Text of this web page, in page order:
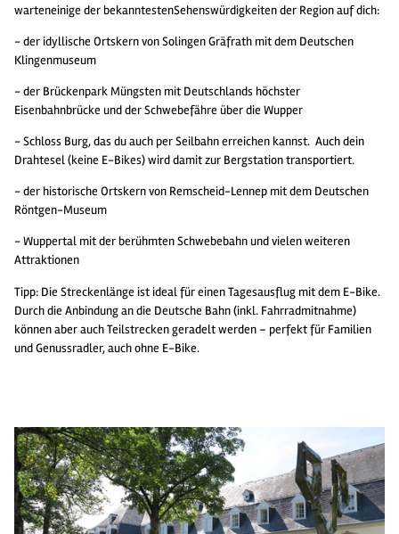
warteneinige der bekanntestenSehenswürdigkeiten der Region auf dich:
- der idyllische Ortskern von Solingen Gräfrath mit dem Deutschen
Klingenmuseum
- der Brückenpark Müngsten mit Deutschlands höchster
Eisenbahnbrücke und der Schwebefähre über die Wupper
- Schloss Burg, das du auch per Seilbahn erreichen kannst. Auch dein
Drahtesel (keine E-Bikes) wird damit zur Bergstation transportiert.
- der historische Ortskern von Remscheid-Lennep mit dem Deutschen
Röntgen-Museum
- Wuppertal mit der berühmten Schwebebahn und vielen weiteren
Attraktionen
Tipp: Die Streckenlänge ist ideal für einen Tagesausflug mit dem E-Bike.
Durch die Anbindung an die Deutsche Bahn (inkl. Fahrradmitnahme)
können aber auch Teilstrecken geradelt werden – perfekt für Familien
und Genussradler, auch ohne E-Bike.